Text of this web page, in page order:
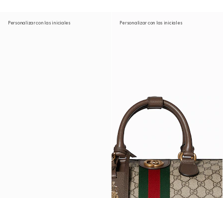
Personalizar con las iniciales Personalizar con las iniciales